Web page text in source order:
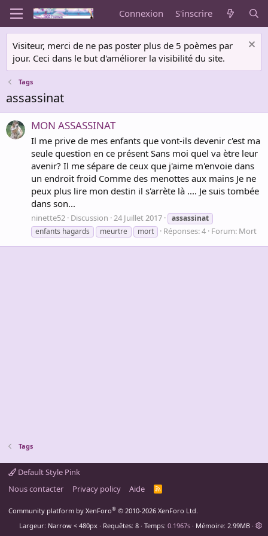
Connexion S'inscrire
Visiteur, merci de ne pas poster plus de 5 poèmes par
jour. Ceci dans le but d'améliorer la visibilité du site.
Tags
assassinat
MON ASSASSINAT
Il me prive de mes enfants que vont-ils devenir c'est ma
seule question en ce présent Sans moi quel va ètre leur
avenir? Il me sépare de ceux que j'aime m'envoie dans
un endroit froid Comme des menottes aux mains Je ne
peux plus lire mon destin il s'arrète là .... Je suis tombée
dans son...
ninette52 Discussion 24 Juillet 2017
assassinat
enfants hagards
meurtre mort Réponses: 4 Forum: Mort
Tags
Default Style Pink
Nous contacter
Privacy policy Aide
R
Community platform by XenForo® © 2010-2026 XenForo Ltd.
Largeur
Requêtes 8 Temps 0.1967s Mémoire 2.99MB